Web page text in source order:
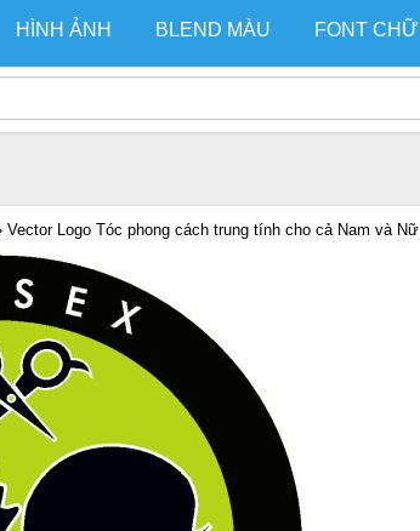
HÌNH ẢNH BLEND MÀU FONT CHỮ
Vector Logo Tóc phong cách trung tính cho cả Nam và Nữ